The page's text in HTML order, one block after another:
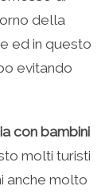
della
ed in questo
evitando
con bambini
molti turisti
anche molto